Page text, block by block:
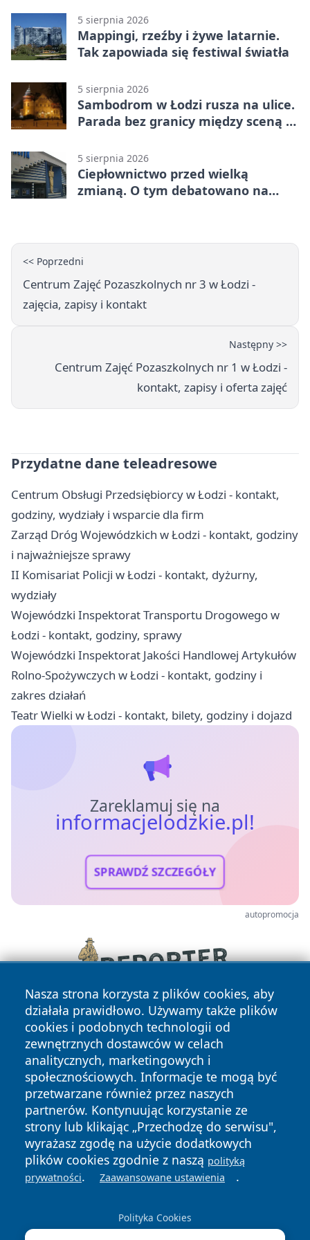
5 sierpnia 2026
Mappingi, rzeźby i żywe latarnie.
Tak zapowiada się festiwal światła
5 sierpnia 2026
Sambodrom w Łodzi rusza na ulice.
Parada bez granicy między sceną a
5 sierpnia 2026
Ciepłownictwo przed wielką
zmianą. O tym debatowano na
<< Poprzedni
Centrum Zajęć Pozaszkolnych nr 3 w Łodzi -
zajęcia, zapisy i kontakt
Następny >>
Centrum Zajęć Pozaszkolnych nr 1 w Łodzi -
kontakt, zapisy i oferta zajęć
Przydatne dane teleadresowe
Centrum Obsługi Przedsiębiorcy w Łodzi - kontakt,
godziny, wydziały i wsparcie dla firm
Zarząd Dróg Wojewódzkich w Łodzi - kontakt, godziny
i najważniejsze sprawy
II Komisariat Policji w Łodzi - kontakt, dyżurny,
wydziały
Wojewódzki Inspektorat Transportu Drogowego w
Łodzi - kontakt, godziny, sprawy
Wojewódzki Inspektorat Jakości Handlowej Artykułów
Rolno-Spożywczych w Łodzi - kontakt, godziny i
zakres działań
Teatr Wielki w Łodzi - kontakt, bilety, godziny i dojazd
Zareklamuj się na
informacjelodzkie.pl!
SPRAWDŹ SZCZEGÓŁY
autopromocja
Nasza strona korzysta z plików cookies, aby
działała prawidłowo. Używamy także plików
cookies i podobnych technologii od
zewnętrznych dostawców w celach
analitycznych, marketingowych i
społecznościowych. Informacje te mogą być
przetwarzane również przez naszych
partnerów. Kontynuując korzystanie ze
strony lub klikając „Przechodzę do serwisu",
wyrażasz zgodę na użycie dodatkowych
plików cookies zgodnie z naszą polityką
prywatności. Zaawansowane ustawienia .
Polityka Cookies
Copyright © 2026 informacjelodzkie.pl Wszystkie prawa
zastrzeżone.
News Autorzy
Polityka
Prywatności
Polityka
Cookies